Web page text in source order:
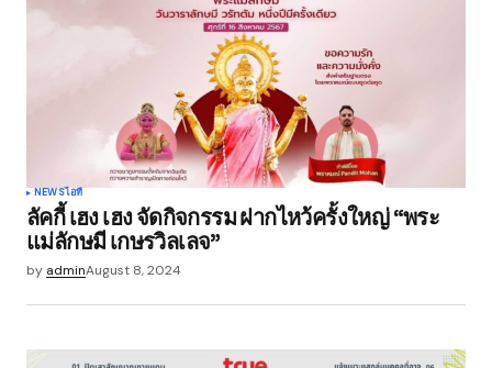
Comment
Your Name*
Your E-mail*
browser for the next time I comment.
NEWSไอที
ลัคกี้ เฮง เฮง จัดกิจกรรม ฝากไหว้ครั้งใหญ่ “พระ
แม่ลักษมี เกษรวิลเลจ”
by adminAugust 8, 2024